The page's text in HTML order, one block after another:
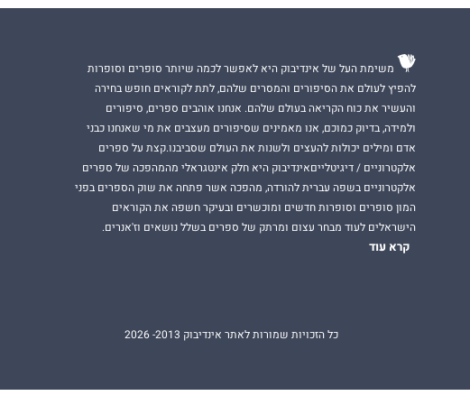
משימת העל של אינדיבוק היא לאפשר לכמה שיותר סופרים וסופרות
להפיץ לעולם את הסיפורים והמסרים שלהם, לתת לקוראים חופש בחירה
והעשיר את כוח הקריאה בעולם שלהם. אנחנו אוהבים ספרים, סיפורים
ולמידה, בדיוק כמוכם, אנו מאמינים שסיפורים מעצבים את מי שאנחנו כבני
אדם ומילים יכולות להעצים ולשנות את העולם שסביבנו.קצת על ספרים
אלקטרוניים / דיגיטלייםאינדיבוק היא חלק אינטגראלי מהמהפכה של ספרים
אלקטרוניים בשפה עברית להורדה, מהפכה אשר פתחה את שוק הספרים בפני
המון סופרים וסופרות חדשים ומוכשרים ובעיקר חשפה את הקוראים
הישראלים לעוד מבחר עצום ומרתק של ספרים בשלל נושאים וז'אנרים.
קרא עוד
כל הזכויות שמורות לאתר אינדיבוק 2013- 2026